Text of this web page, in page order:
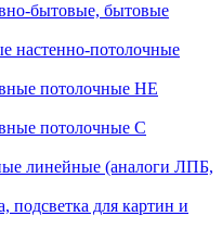
бытовые, бытовые
настенно-потолочные
потолочные НЕ
потолочные С
линейные (аналоги ЛПБ,
подсветка для картин и